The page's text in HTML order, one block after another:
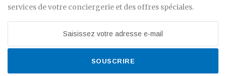
services de votre conciergerie et des offres spéciales.
SOUSCRIRE